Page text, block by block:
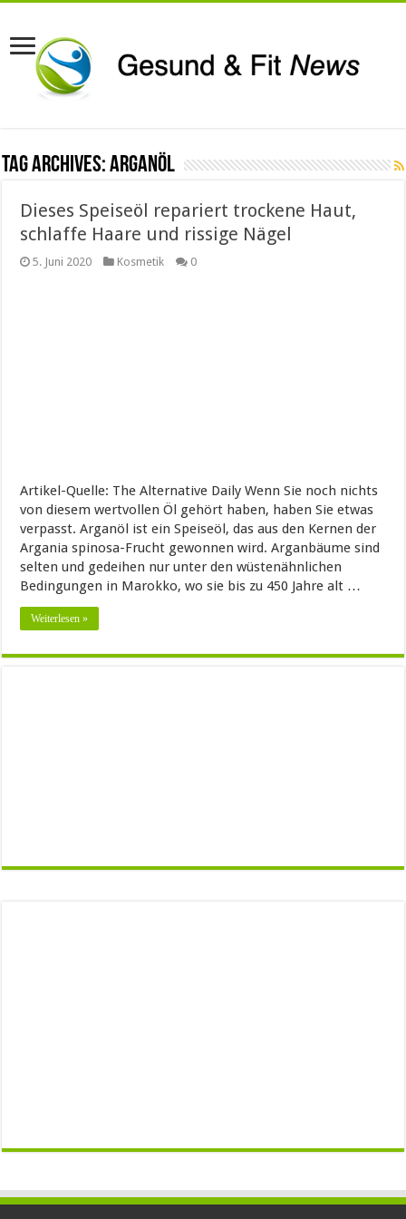
Tag Archives:Arganöl
Dieses Speiseöl repariert trockene Haut,
schlaffe Haare und rissige Nägel
5. Juni 2020 Kosmetik 0
Artikel-Quelle: The Alternative Daily Wenn Sie noch nichts
von diesem wertvollen Öl gehört haben, haben Sie etwas
verpasst. Arganöl ist ein Speiseöl, das aus den Kernen der
Argania spinosa-Frucht gewonnen wird. Arganbäume sind
selten und gedeihen nur unter den wüstenähnlichen
Bedingungen in Marokko, wo sie bis zu 450 Jahre alt …
Weiterlesen »